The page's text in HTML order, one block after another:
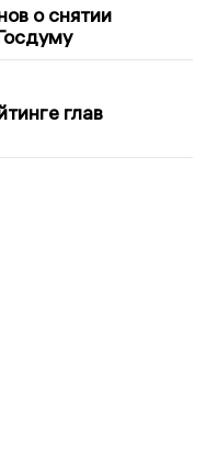
о снятии
глав